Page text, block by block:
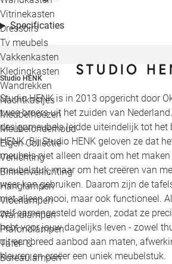
Vitrinekasten
Dressoirs
Tv meubels
Vakkenkasten
Kledingkasten
Wandrekken
Nachtkastjes
Meubelhoezen
Meubelonderhoud
Eigen Collectie
Verlichting
Binnenverlichting
Hanglampen
Vloerlampen
Wandlampen
Plafondlampen
Tafel- &
Bureaulampen
Specificaties
Studio HENK
Studio HENK is in 2013 opgericht door
twee broers uit het zuiden van
designmeubels leidde uiteindelijk tot het
HENK. Bij Studio HENK geloven ze dat
meubels niet alleen draait om het
meubelstuk, maar om het creëren van
weer kan gebruiken. Daarom zijn de
niet alleen mooi, maar ook functioneel.
zelf samengesteld worden, zodat ze
hebt voor jouw dagelijks leven - zowel
uit een breed aanbod aan maten,
kleuren en creëer een uniek meubelstuk.